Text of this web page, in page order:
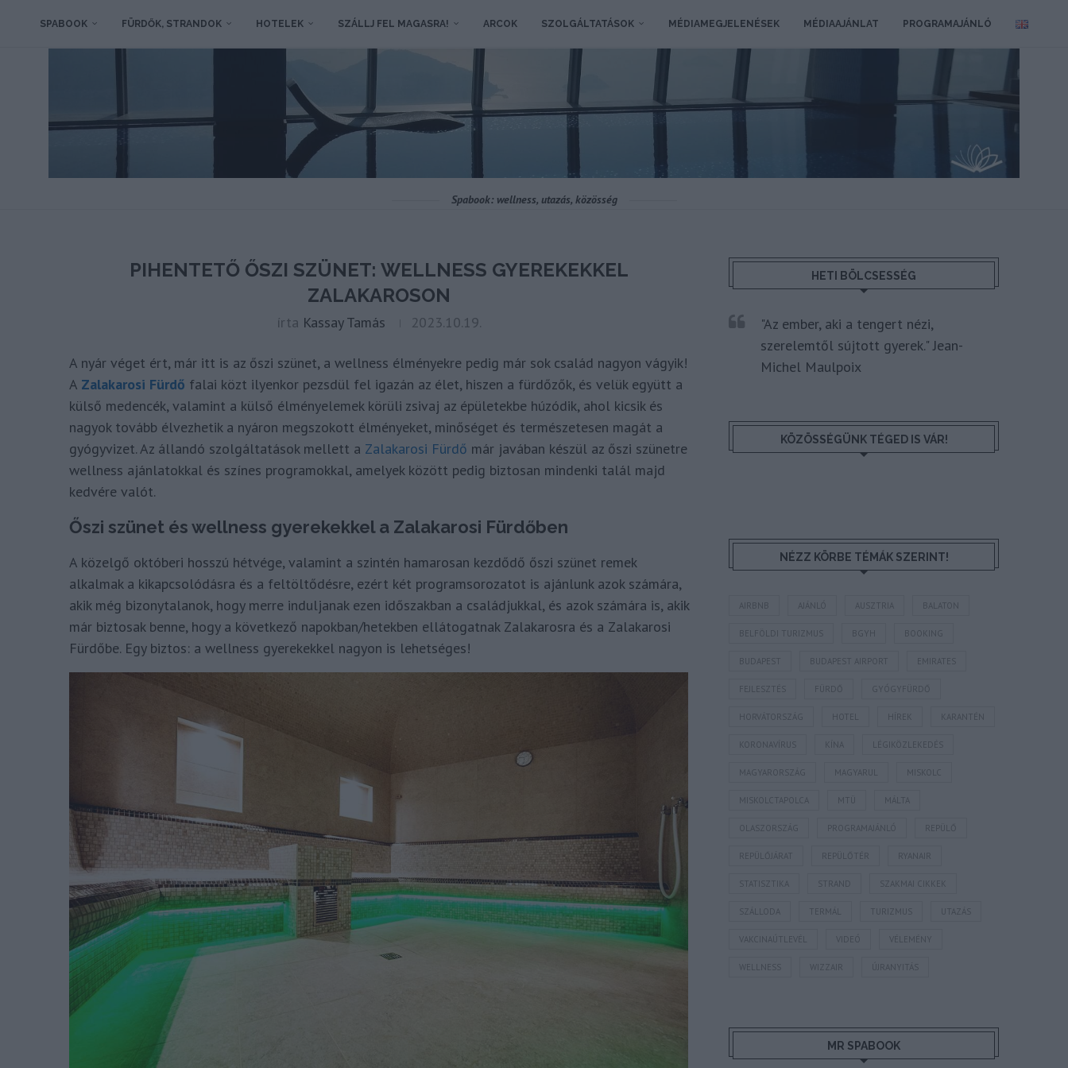
SPABOOK FÜRDŐK, STRANDOK HOTELEK SZÁLLJ FEL MAGASRA! ARCOK SZOLGÁLTATÁSOK MÉDIAMEGJELENÉSEK MÉDIAAJÁNLAT PROGRAMAJÁNLÓ
Spabook: wellness, utazás, közösség
PIHENTETŐ ŐSZI SZÜNET: WELLNESS GYEREKEKKEL
ZALAKAROSON
írta Kassay Tamás 2023.10.19.
A nyár véget ért, már itt is az őszi szünet, a wellness élményekre pedig már sok család nagyon vágyik!
A Zalakarosi Fürdő falai közt ilyenkor pezsdül fel igazán az élet, hiszen a fürdőzők, és velük együtt a
külső medencék, valamint a külső élményelemek körüli zsivaj az épületekbe húzódik, ahol kicsik és
nagyok tovább élvezhetik a nyáron megszokott élményeket, minőséget és természetesen magát a
gyógyvizet. Az állandó szolgáltatások mellett a Zalakarosi Fürdő már javában készül az őszi szünetre
wellness ajánlatokkal és színes programokkal, amelyek között pedig biztosan mindenki talál majd
kedvére valót.
Őszi szünet és wellness gyerekekkel a Zalakarosi Fürdőben
A közelgő októberi hosszú hétvége, valamint a szintén hamarosan kezdődő őszi szünet remek
alkalmak a kikapcsolódásra és a feltöltődésre, ezért két programsorozatot is ajánlunk azok számára,
akik még bizonytalanok, hogy merre induljanak ezen időszakban a családjukkal, és azok számára is, akik
már biztosak benne, hogy a következő napokban/hetekben ellátogatnak Zalakarosra és a Zalakarosi
Fürdőbe. Egy biztos: a wellness gyerekekkel nagyon is lehetséges!
HETI BÖLCSESSÉG
"Az ember, aki a tengert nézi,
szerelemtől sújtott gyerek." Jean-
Michel Maulpoix
KÖZÖSSÉGÜNK TÉGED IS VÁR!
NÉZZ KÖRBE TÉMÁK SZERINT!
AIRBNB AJÁNLÓ AUSZTRIA BALATON
BELFÖLDI TURIZMUS BGYH BOOKING
BUDAPEST BUDAPEST AIRPORT EMIRATES
FEJLESZTÉS FÜRDŐ GYÓGYFÜRDŐ
HORVÁTORSZÁG HOTEL HÍREK KARANTÉN
KORONAVÍRUS KÍNA LÉGIKÖZLEKEDÉS
MAGYARORSZÁG MAGYARUL MISKOLC
MISKOLCTAPOLCA MTÜ MÁLTA
OLASZORSZÁG PROGRAMAJÁNLÓ REPÜLŐ
REPÜLŐJÁRAT REPÜLŐTÉR RYANAIR
STATISZTIKA STRAND SZAKMAI CIKKEK
SZÁLLODA TERMÁL TURIZMUS UTAZÁS
VAKCINAÚTLEVÉL VIDEÓ VÉLEMÉNY
WELLNESS WIZZAIR ÚJRANYITÁS
MR SPABOOK